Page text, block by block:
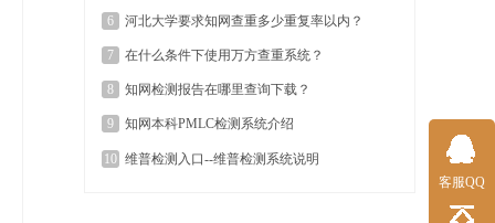
6 河北大学要求知网查重多少重复率以内？
7 在什么条件下使用万方查重系统？
8 ​知网检测报告在哪里查询下载？
9 知网本科PMLC检测系统介绍
10 维普检测入口--维普检测系统说明
客服QQ